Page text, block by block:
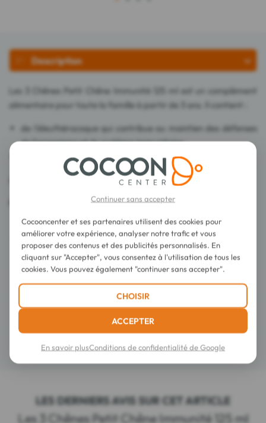
1
Description
Les 3 Chênes Petit Chêne Immunité 125 ml est un complément
alimentaire pour toute la famille à partir de 3 ans. Il contient :
de l'éleuthérocoque qui contribue au maintien des défenses
de l'organisme et du système immunitaire,
de la vitamine C qui contribue à réduire la fatigue.
Arôme naturel de banane.
Conseils d'utilisation
Détails
LES DERNIERS AVIS SUR CET ARTICLE
Les 3 Chênes Petit Chêne Immunité 125 ml
Continuer sans accepter
Cocooncenter et ses partenaires utilisent des cookies pour
améliorer votre expérience, analyser notre trafic et vous
proposer des contenus et des publicités personnalisés. En
cliquant sur "Accepter", vous consentez à l'utilisation de tous les
cookies. Vous pouvez également "continuer sans accepter".
CHOISIR
ACCEPTER
En savoir plusConditions de confidentialité de Google